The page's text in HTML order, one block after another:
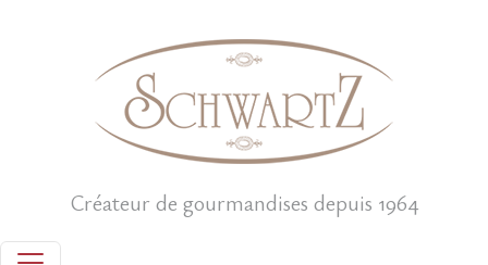
Créateur de gourmandises depuis 1964